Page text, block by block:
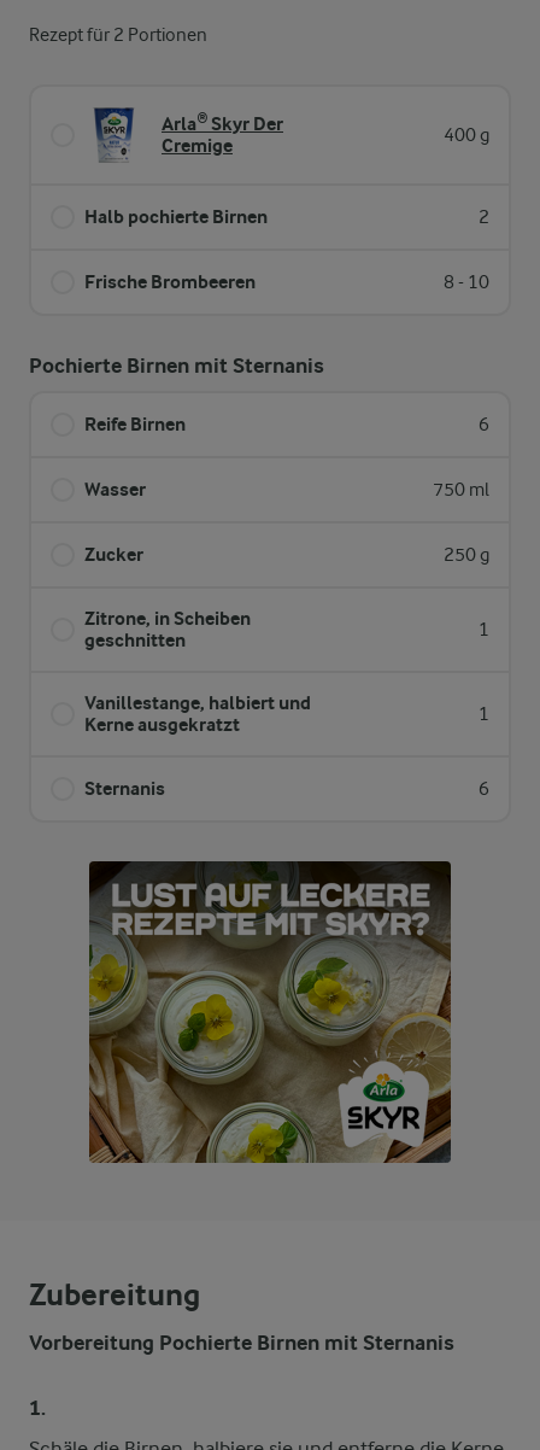
Rezept für 2 Portionen
Arla® Skyr Der
Cremige
400 g
Halb pochierte Birnen 2
Frische Brombeeren 8 - 10
Pochierte Birnen mit Sternanis
Reife Birnen 6
Wasser 750 ml
Zucker 250 g
Zitrone, in Scheiben
geschnitten
1
Vanillestange, halbiert und
Kerne ausgekratzt
1
Sternanis 6
Zubereitung
Vorbereitung Pochierte Birnen mit Sternanis
1.